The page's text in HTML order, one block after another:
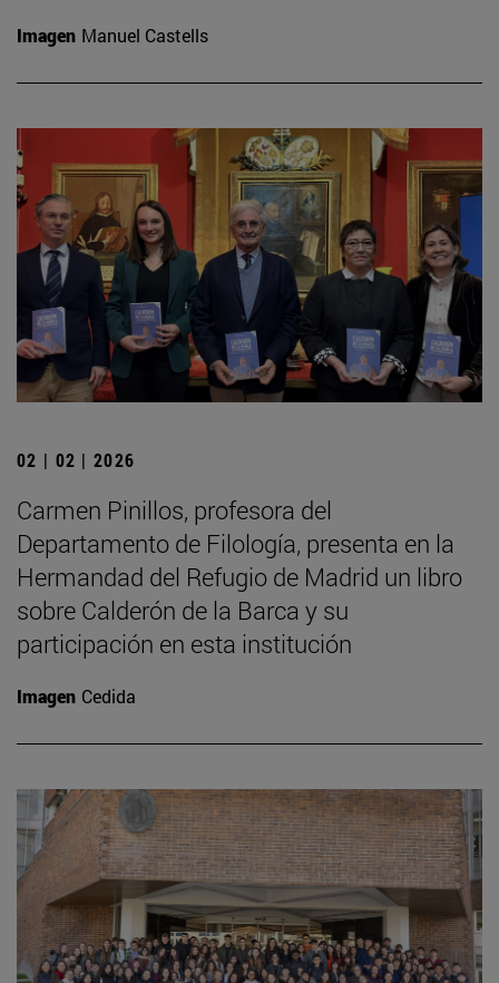
Imagen Manuel Castells
02 | 02 | 2026
Carmen Pinillos, profesora del
Departamento de Filología, presenta en la
Hermandad del Refugio de Madrid un libro
sobre Calderón de la Barca y su
participación en esta institución
Imagen Cedida